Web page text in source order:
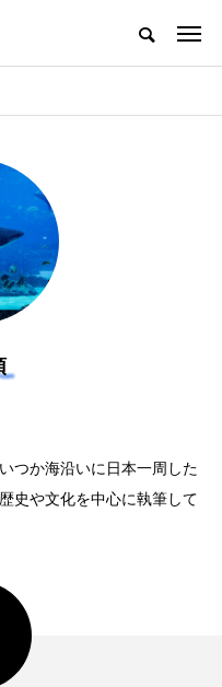
創る
買った道具で＜魚のは
く製＞を作ってみた
つか海沿いに日本一周した
史や文化を中心に執筆して